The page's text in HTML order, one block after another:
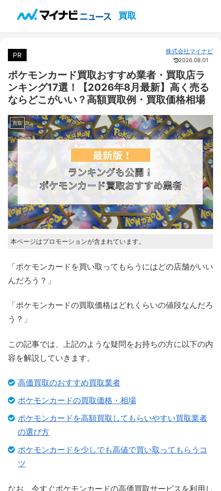
買取
PR 株式会社マイナビ
2026.08.01
ポケモンカード買取おすすめ業者・買取店ラ
ンキング17選！【2026年8月最新】高く売る
ならどこがいい？高額買取例・買取価格相場
買取
本ページはプロモーションが含まれています。
「ポケモンカードを買い取ってもらうにはどの店舗がいい
んだろう？」
「ポケモンカードの買取価格はどれくらいの値段なんだろ
う？」
この記事では、上記のような疑問をお持ちの方に以下の内
容を解説していきます。
高価買取のおすすめ買取業者
ポケモンカードの買取価格・相場
ポケモンカードを高額買取してもらいやすい買取業者
の選び方
ポケモンカードを少しでも高値で買い取ってもらうコ
ツ
なお、今すぐポケモンカードの高価買取サービスを利用し